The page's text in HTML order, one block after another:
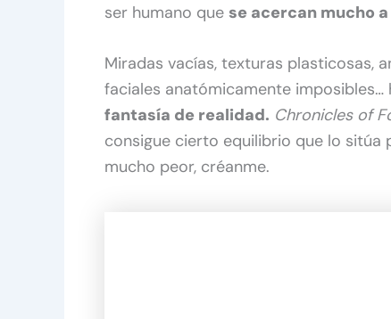
ser humano que se acercan mucho
Miradas vacías, texturas plasticosas,
faciales anatómicamente
fantasía de realidad. Chronicles of
consigue cierto equilibrio que lo sitúa
mucho peor, créanme.